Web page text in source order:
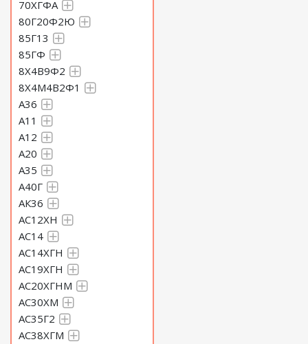
70ХГФА
80Г20Ф2Ю
85Г13
85ГФ
8Х4В9Ф2
8Х4М4В2Ф1
A36
А11
А12
А20
А35
А40Г
АК36
АС12ХН
АС14
АС14ХГН
АС19ХГН
АС20ХГНМ
АС30ХМ
АС35Г2
АС38ХГМ